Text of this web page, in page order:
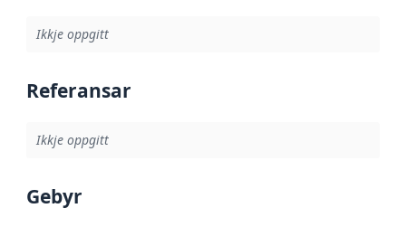
Ikkje oppgitt
Referansar
Ikkje oppgitt
Gebyr